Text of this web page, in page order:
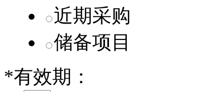
近期采购
储备项目
*有效期：